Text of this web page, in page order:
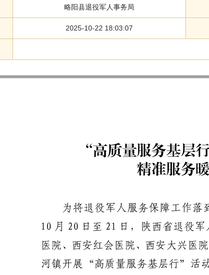
略阳县退役军人事务局
2025-10-22 18:03:07